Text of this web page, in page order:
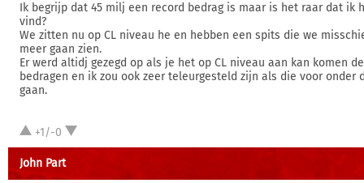
Ik begrijp dat 45 milj een record bedrag is maar is het raar dat ik
vind?
We zitten nu op CL niveau he en hebben een spits die we
meer gaan zien.
Er werd altidj gezegd op als je het op CL niveau aan kan komen
bedragen en ik zou ook zeer teleurgesteld zijn als die voor onder
gaan.
+1/-0
John Part